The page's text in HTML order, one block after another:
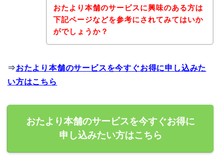
おたより本舗のサービスに興味のある方は
下記ページなどを参考にされてみてはいか
がでしょうか？
⇒おたより本舗のサービスを今すぐお得に申し込みた
い方はこちら
おたより本舗のサービスを今すぐお得に
申し込みたい方はこちら